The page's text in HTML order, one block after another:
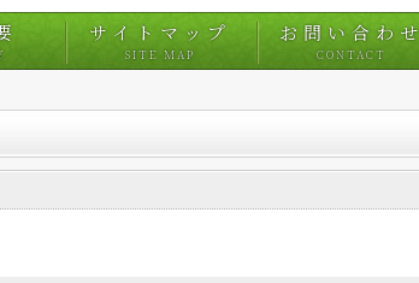
サイトマップ
SITE MAP
お問い合わせ
CONTACT